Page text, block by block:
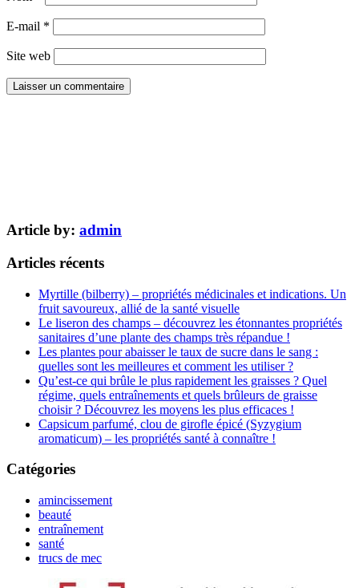
E-mail *
Site web
Article by: admin
Articles récents
Myrtille (bilberry) – propriétés médicinales et indications. Un
fruit savoureux, allié de la santé visuelle
Le liseron des champs – découvrez les étonnantes propriétés
sanitaires d’une plante des champs très répandue !
Les plantes pour abaisser le taux de sucre dans le sang :
quelles sont les meilleures et comment les utiliser ?
Qu’est-ce qui brûle le plus rapidement les graisses ? Quel
régime, quels entraînements et quels brûleurs de graisse
choisir ? Découvrez les moyens les plus efficaces !
Capsicum parfumé, clou de girofle épicé (Syzygium
aromaticum) – les propriétés santé à connaître !
Catégories
amincissement
beauté
entraînement
santé
trucs de mec